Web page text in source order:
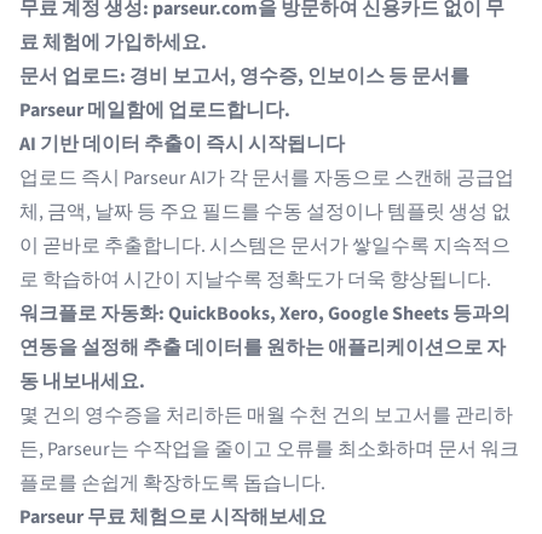
무료 계정 생성: parseur.com을 방문하여 신용카드 없이 무
료 체험에 가입하세요.
문서 업로드: 경비 보고서, 영수증, 인보이스 등 문서를
Parseur 메일함에 업로드합니다.
AI 기반 데이터 추출이 즉시 시작됩니다
업로드 즉시 Parseur AI가 각 문서를 자동으로 스캔해 공급업
체, 금액, 날짜 등 주요 필드를 수동 설정이나 템플릿 생성 없
이 곧바로 추출합니다. 시스템은 문서가 쌓일수록 지속적으
로 학습하여 시간이 지날수록 정확도가 더욱 향상됩니다.
워크플로 자동화: QuickBooks, Xero, Google Sheets 등과의
연동을 설정해 추출 데이터를 원하는 애플리케이션으로 자
동 내보내세요.
몇 건의 영수증을 처리하든 매월 수천 건의 보고서를 관리하
든, Parseur는 수작업을 줄이고 오류를 최소화하며 문서 워크
플로를 손쉽게 확장하도록 돕습니다.
Parseur 무료 체험으로 시작해보세요